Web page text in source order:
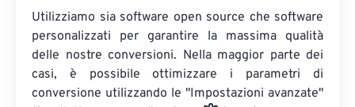
Utilizziamo sia software open source che software
personalizzati per garantire la massima qualità
delle nostre conversioni. Nella maggior parte dei
casi, è possibile ottimizzare i parametri di
conversione utilizzando le "Impostazioni avanzate"